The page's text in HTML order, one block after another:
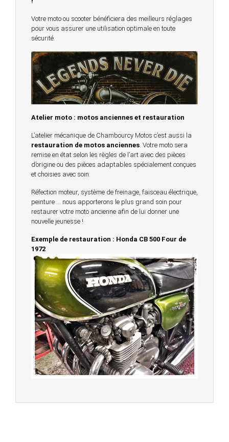
Votre moto ou scooter bénéficiera des meilleurs réglages
pour vous assurer une utilisation optimale en toute
sécurité.
Atelier moto : motos anciennes et restauration
L’atelier mécanique de Chambourcy Motos c’est aussi la
restauration de motos anciennes . Votre moto sera
remise en état selon les règles de l’art avec des pièces
d’origine ou des pièces adaptables spécialement conçues
et choisies avec soin.
Réfection moteur, système de freinage, faisceau électrique,
peinture … nous apporterons le plus grand soin pour
restaurer votre moto ancienne afin de lui donner une
nouvelle jeunesse !
Exemple de restauration : Honda CB 500 Four de
1972
© 2023 -Chambourcy Motos 78 - 7bis chemin de la
Forêt - 78240 - Chambourcy -
Garage Motos et Scooters depuis 20 ans à votre
service entre Saint Germain en Laye et Poissy
Achat de motos et scooters - Dépôt vente - Réparation
- Concessionnaire Voge - Concessionnaire
Multimarques
agence conseil en communication digitale